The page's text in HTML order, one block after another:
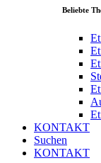
Beliebte
KONTAKT
Suchen
KONTAKT